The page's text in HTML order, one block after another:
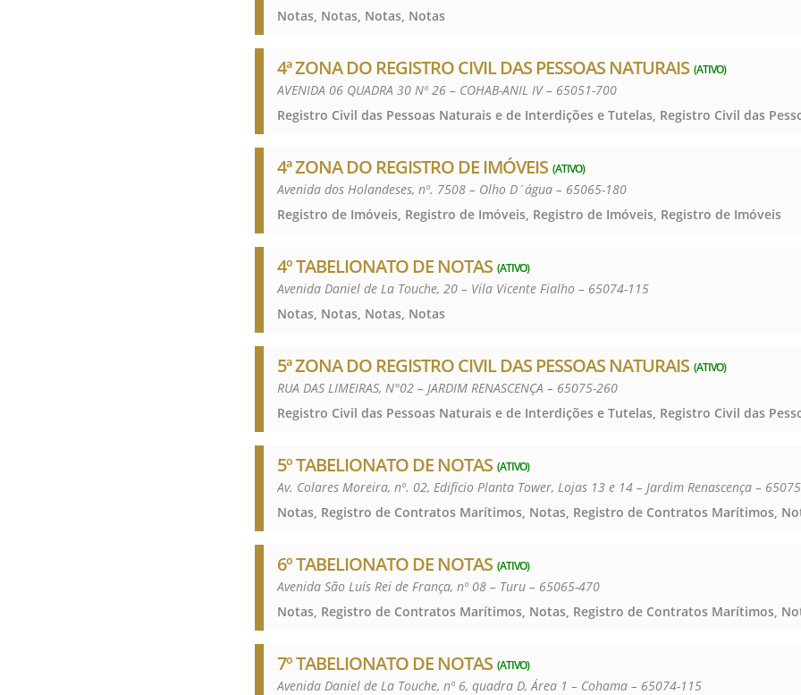
Notas, Notas, Notas, Notas
4ª ZONA DO REGISTRO CIVIL DAS PESSOAS NATURAIS (ATIVO)
AVENIDA 06 QUADRA 30 Nº 26 – COHAB-ANIL IV – 65051-700
4ª ZONA DO REGISTRO DE IMÓVEIS (ATIVO)
Avenida dos Holandeses, nº. 7508 – Olho D´água – 65065-180
Registro de Imóveis, Registro de Imóveis, Registro de Imóveis, Registro de Imóveis
4º TABELIONATO DE NOTAS (ATIVO)
Avenida Daniel de La Touche, 20 – Vila Vicente Fialho – 65074-115
Notas, Notas, Notas, Notas
5ª ZONA DO REGISTRO CIVIL DAS PESSOAS NATURAIS (ATIVO)
RUA DAS LIMEIRAS, N°02 – JARDIM RENASCENÇA – 65075-260
5º TABELIONATO DE NOTAS (ATIVO)
Av. Colares Moreira, nº. 02, Edifício Planta Tower, Lojas 13 e 14 – Jardim Renascença –
6º TABELIONATO DE NOTAS (ATIVO)
Avenida São Luís Rei de França, nº 08 – Turu – 65065-470
7º TABELIONATO DE NOTAS (ATIVO)
Avenida Daniel de La Touche, nº 6, quadra D, Área 1 – Cohama – 65074-115